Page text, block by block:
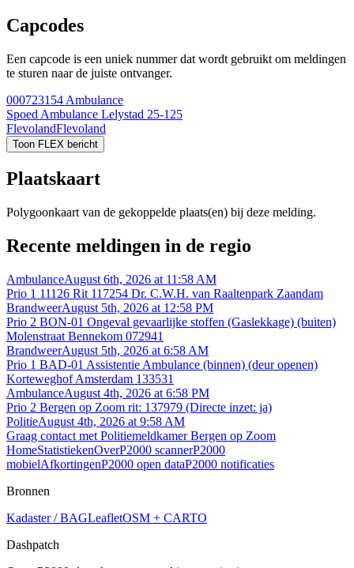
Capcodes
Een capcode is een uniek nummer dat wordt gebruikt om meldingen
te sturen naar de juiste ontvanger.
000723154 Ambulance
Spoed Ambulance Lelystad 25-125
FlevolandFlevoland
Toon FLEX bericht
Plaatskaart
Polygoonkaart van de gekoppelde plaats(en) bij deze melding.
Recente meldingen in de regio
AmbulanceAugust 6th, 2026 at 11:58 AM
Prio 1 11126 Rit 117254 Dr. C.W.H. van Raaltenpark Zaandam
BrandweerAugust 5th, 2026 at 12:58 PM
Prio 2 BON-01 Ongeval gevaarlijke stoffen (Gaslekkage) (buiten)
Molenstraat Bennekom 072941
BrandweerAugust 5th, 2026 at 6:58 AM
Prio 1 BAD-01 Assistentie Ambulance (binnen) (deur openen)
Korteweghof Amsterdam 133531
AmbulanceAugust 4th, 2026 at 6:58 PM
Prio 2 Bergen op Zoom rit: 137979 (Directe inzet: ja)
PolitieAugust 4th, 2026 at 9:58 AM
Graag contact met Politiemeldkamer Bergen op Zoom
HomeStatistiekenOverP2000 scannerP2000
mobielAfkortingenP2000 open dataP2000 notificaties
Bronnen
Kadaster / BAGLeafletOSM + CARTO
Dashpatch